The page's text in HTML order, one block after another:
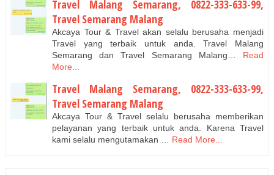
Travel Malang Semarang, 0822-333-633-99,
Travel Semarang Malang
Akcaya Tour & Travel akan selalu berusaha menjadi
Travel yang terbaik untuk anda. Travel Malang
Semarang dan Travel Semarang Malang…
Read
More...
Travel Malang Semarang, 0822-333-633-99,
Travel Semarang Malang
Akcaya Tour & Travel selalu berusaha memberikan
pelayanan yang terbaik untuk anda. Karena Travel
kami selalu mengutamakan …
Read More...